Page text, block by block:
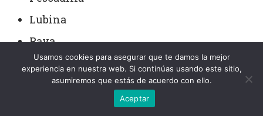
Lubina
Raya
Salmón ahumado
sardina
Usamos cookies para asegurar que te damos la mejor
experiencia en nuestra web. Si continúas usando este sitio,
asumiremos que estás de acuerdo con ello.
Aceptar